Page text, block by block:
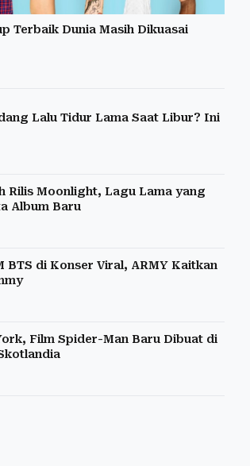
Terbaik Dunia Masih Dikuasai
Lalu Tidur Lama Saat Libur? Ini
Rilis Moonlight, Lagu Lama yang
Album Baru
BTS di Konser Viral, ARMY Kaitkan
Film Spider-Man Baru Dibuat di